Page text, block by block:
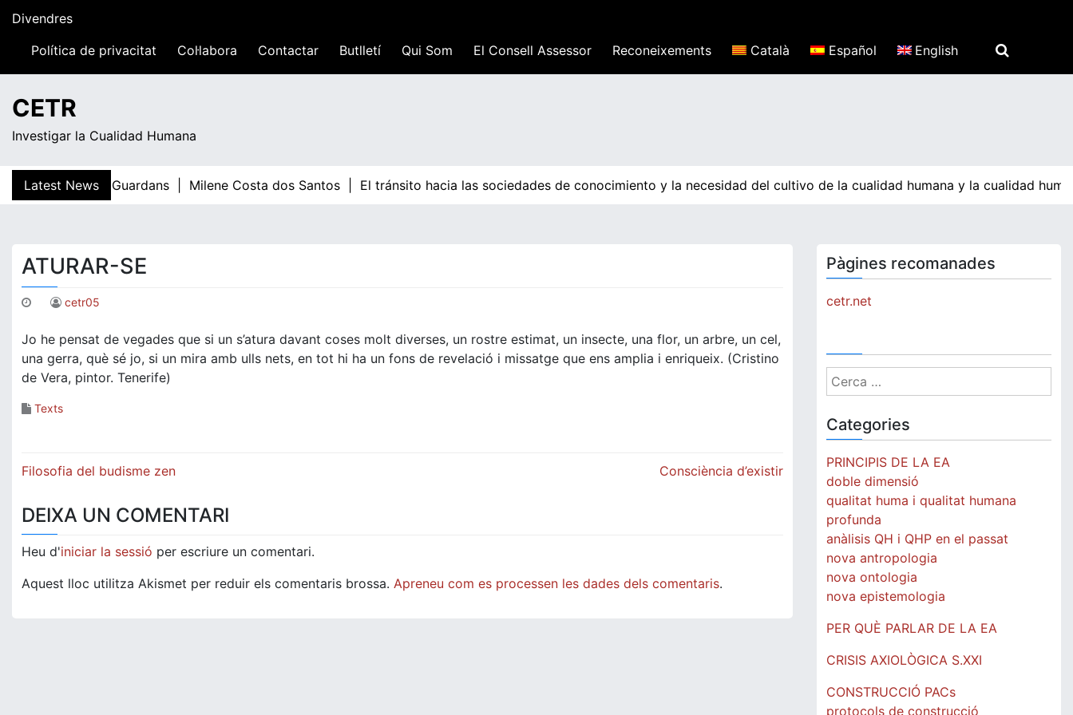
content
Divendres
04:48Política de privacitat Col·labora Contactar Butlletí Qui Som El Consell Assessor Reconeixements Català Español English
CETR
Investigar la Cualidad Humana
Latest News
Teresa Guardans | Milene Costa dos Santos | El tránsito hacia las sociedades de conocimiento y la necesidad del cultivo de la cualidad humana y la cualidad
ATURAR-SE
cetr05
Jo he pensat de vegades que si un s’atura davant coses molt diverses, un rostre estimat, un insecte, una flor, un arbre, un cel,
una gerra, què sé jo, si un mira amb ulls nets, en tot hi ha un fons de revelació i missatge que ens amplia i enriqueix. (Cristino
de Vera, pintor. Tenerife)
Texts
Navegació
Filosofia del budisme zen Consciència d’existir
DEIXA UN COMENTARI
Heu d'iniciar la sessió per escriure un comentari.
Aquest lloc utilitza Akismet per reduir els comentaris brossa. Apreneu com es processen les dades dels comentaris.
Pàgines recomanades
cetr.net
Cerca:
Categories
PRINCIPIS DE LA EA
doble dimensió
qualitat huma i qualitat humana
profunda
anàlisis QH i QHP en el passat
nova antropologia
nova ontologia
nova epistemologia
PER QUÈ PARLAR DE LA EA
CRISIS AXIOLÒGICA S.XXI
CONSTRUCCIÓ PACs
protocols de construcció